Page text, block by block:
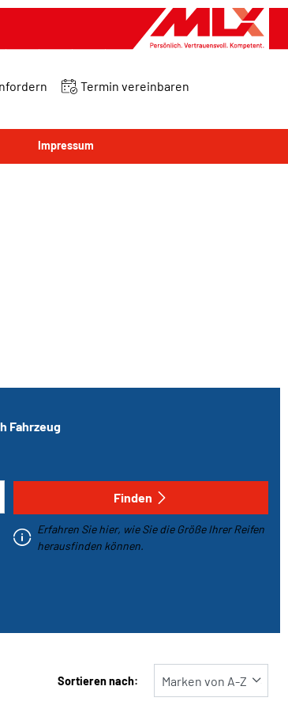
Termin vereinbaren
Impressum
Fahrzeug
Finden
Erfahren Sie hier, wie Sie die Größe Ihrer Reifen
herausfinden können.
Sortieren nach: